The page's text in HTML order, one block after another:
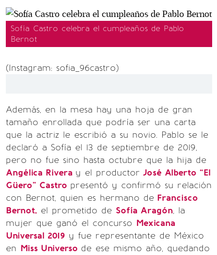
Sofía Castro celebra el cumpleaños de Pablo
Bernot
(Instagram: sofia_96castro)
Además, en la mesa hay una hoja de gran
tamaño enrollada que podría ser una carta
que la actriz le escribió a su novio. Pablo se le
declaró a Sofía el 13 de septiembre de 2019,
pero no fue sino hasta octubre que la hija de
Angélica Rivera y el productor José Alberto “El
Güero” Castro presentó y confirmó su relación
con Bernot, quien es hermano de Francisco
Bernot, el prometido de Sofía Aragón, la
mujer que ganó el concurso Mexicana
Universal 2019 y fue representante de México
en Miss Universo de ese mismo año, quedando